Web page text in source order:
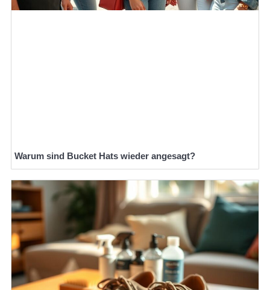
Warum sind Bucket Hats wieder angesagt?